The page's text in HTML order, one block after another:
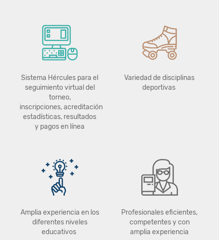
Sistema Hércules para el
seguimiento virtual del
torneo,
inscripciones, acreditación
estadísticas, resultados
y pagos en línea​
Variedad de disciplinas
deportivas
Amplia experiencia en los
diferentes niveles
educativos
Profesionales eficientes,
competentes y con
amplia experiencia